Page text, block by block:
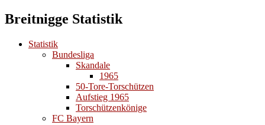
Breitnigge Statistik
Statistik
Bundesliga
Skandale
1965
50-Tore-Torschützen
Aufstieg 1965
Torschützenkönige
FC Bayern